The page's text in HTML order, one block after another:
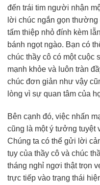
đến trái tim người nhận
lời chúc ngắn gọn
tấm thiệp nhỏ đính kèm
bánh ngọt ngào. Bạn có
chúc thầy cô có một cuộc
mạnh khỏe và luôn tràn
chúc đơn giản như vậy
lòng vì sự quan tâm của
Bên cạnh đó, việc nhấn
cũng là một ý tưởng tuyệt
Chúng ta có thể gửi lời
tụy của thầy cô và chúc
tháng nghỉ ngơi thật trọn
trực tiếp vào trạng thái